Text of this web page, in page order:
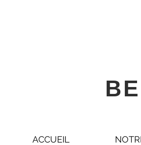
ACCUEIL